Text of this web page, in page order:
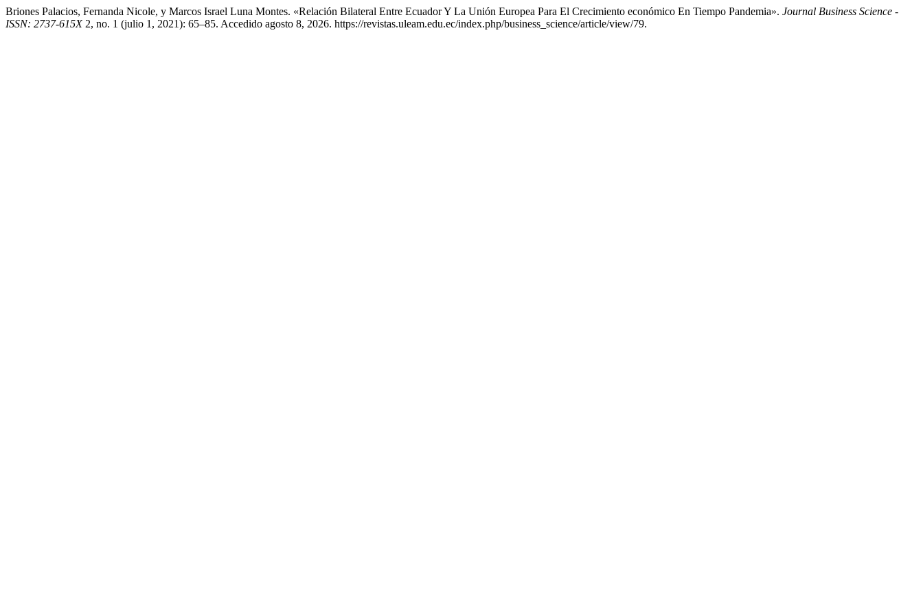
Briones Palacios, Fernanda Nicole, y Marcos Israel Luna Montes. «Relación Bilateral Entre Ecuador Y La Unión Europea Para El Crecimiento económico En Tiempo Pandemia». Journal Business Science -
ISSN: 2737-615X2, no. 1 (julio 1, 2021): 65–85. Accedido agosto 8, 2026. https://revistas.uleam.edu.ec/index.php/business_science/article/view/79.